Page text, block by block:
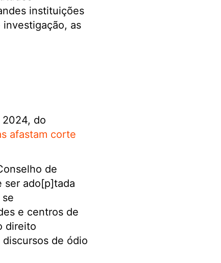
instituições
as
do
afastam corte
de
ser ado[p]tada
e centros de
direito
de ódio